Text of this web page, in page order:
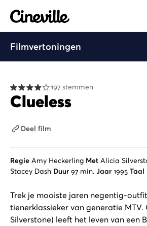
Cineville Logo
Filmvertoningen
197 stemmen
Clueless
Deel film
Regie Amy Heckerling Met Alicia
Stacey Dash Duur 97 min. Jaar 1995 Taal
Trek je mooiste jaren negentig-
tienerklassieker van generatie MTV.
Silverstone) leeft het leven van een